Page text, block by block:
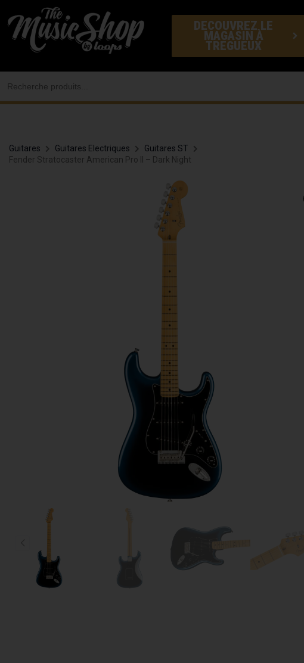
au
contenu
DECOUVREZ LE
MAGASIN À
TREGUEUX
Guitares Guitares Electriques
Guitares ST
Fender Stratocaster American Pro II – Dark Night